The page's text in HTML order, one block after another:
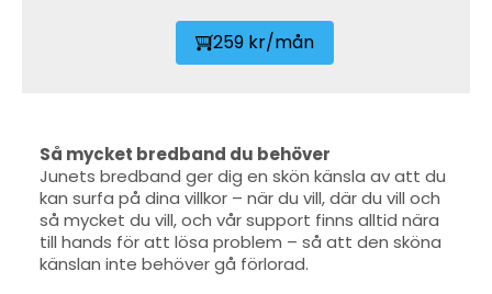
259 kr/mån
Så mycket bredband du behöver
Junets bredband ger dig en skön känsla av att du
kan surfa på dina villkor – när du vill, där du vill och
så mycket du vill, och vår support finns alltid nära
till hands för att lösa problem – så att den sköna
känslan inte behöver gå förlorad.